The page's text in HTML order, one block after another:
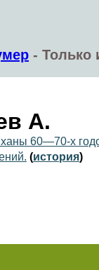
- Только
А.
60—70-х
(история)